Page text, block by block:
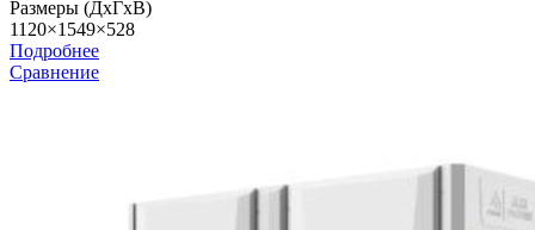
Размеры (ДхГхВ)
1120×1549×528
Подробнее
Сравнение